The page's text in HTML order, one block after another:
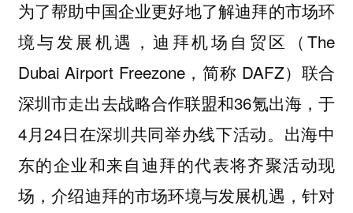
为了帮助中国企业更好地了解迪拜的市场环
境与发展机遇，迪拜机场自贸区（The
Dubai Airport Freezone，简称 DAFZ）联合
深圳市走出去战略合作联盟和36氪出海，于
4月24日在深圳共同举办线下活动。出海中
东的企业和来自迪拜的代表将齐聚活动现
场，介绍迪拜的市场环境与发展机遇，针对